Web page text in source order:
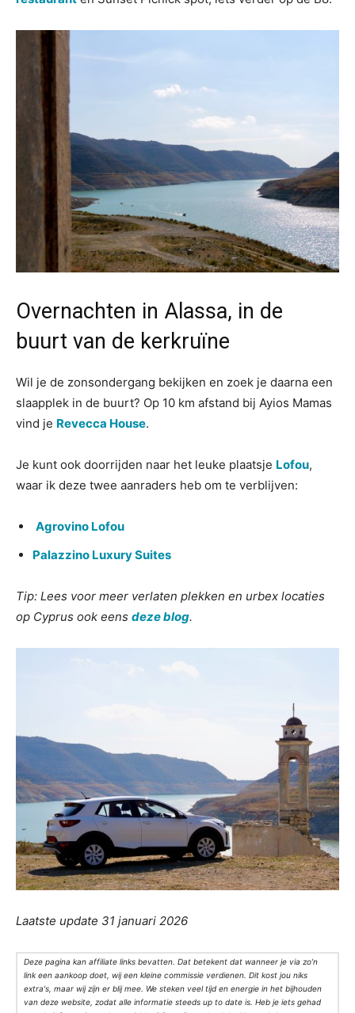
Overnachten in Alassa, in de
buurt van de kerkruïne
Wil je de zonsondergang bekijken en zoek je daarna een
slaapplek in de buurt? Op 10 km afstand bij Ayios Mamas
vind je Revecca House.
Je kunt ook doorrijden naar het leuke plaatsje Lofou,
waar ik deze twee aanraders heb om te verblijven:
Agrovino Lofou
Palazzino Luxury Suites
Tip: Lees voor meer verlaten plekken en urbex locaties
op Cyprus ook eens deze blog.
Laatste update 31 januari 2026
Deze pagina kan affiliate links bevatten. Dat betekent dat wanneer je via zo’n
link een aankoop doet, wij een kleine commissie verdienen. Dit kost jou niks
extra's, maar wij zijn er blij mee. We steken veel tijd en energie in het bijhouden
van deze website, zodat alle informatie steeds up to date is. Heb je iets gehad